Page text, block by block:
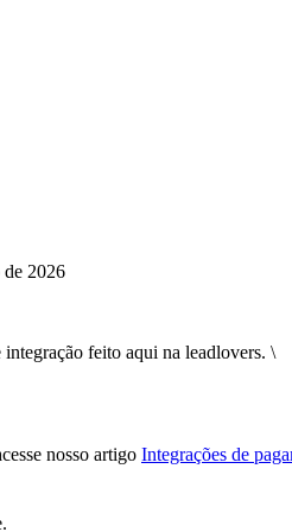
2026
feito aqui na leadlovers. \
nosso artigo Integrações de